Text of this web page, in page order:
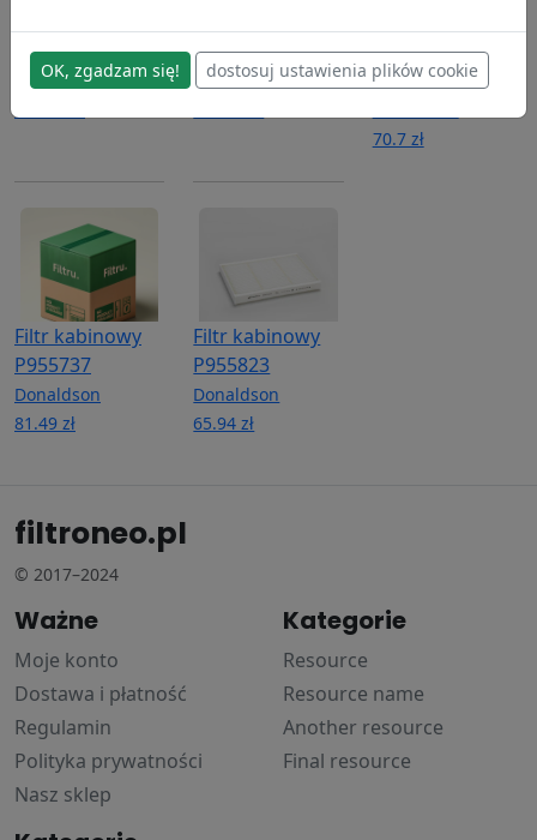
AaBlue P956170
Donaldson
P605552
Donaldson
hydrauliczny
P954605
70.7 zł
Filtr kabinowy
P955737
Donaldson
81.49 zł
Filtr kabinowy
P955823
Donaldson
65.94 zł
filtroneo.pl
© 2017–2024
Ważne
Moje konto
Dostawa i płatność
Regulamin
Polityka prywatności
Nasz sklep
Kategorie
Resource
Resource name
Another resource
Final resource
OK, zgadzam się! dostosuj ustawienia plików cookie